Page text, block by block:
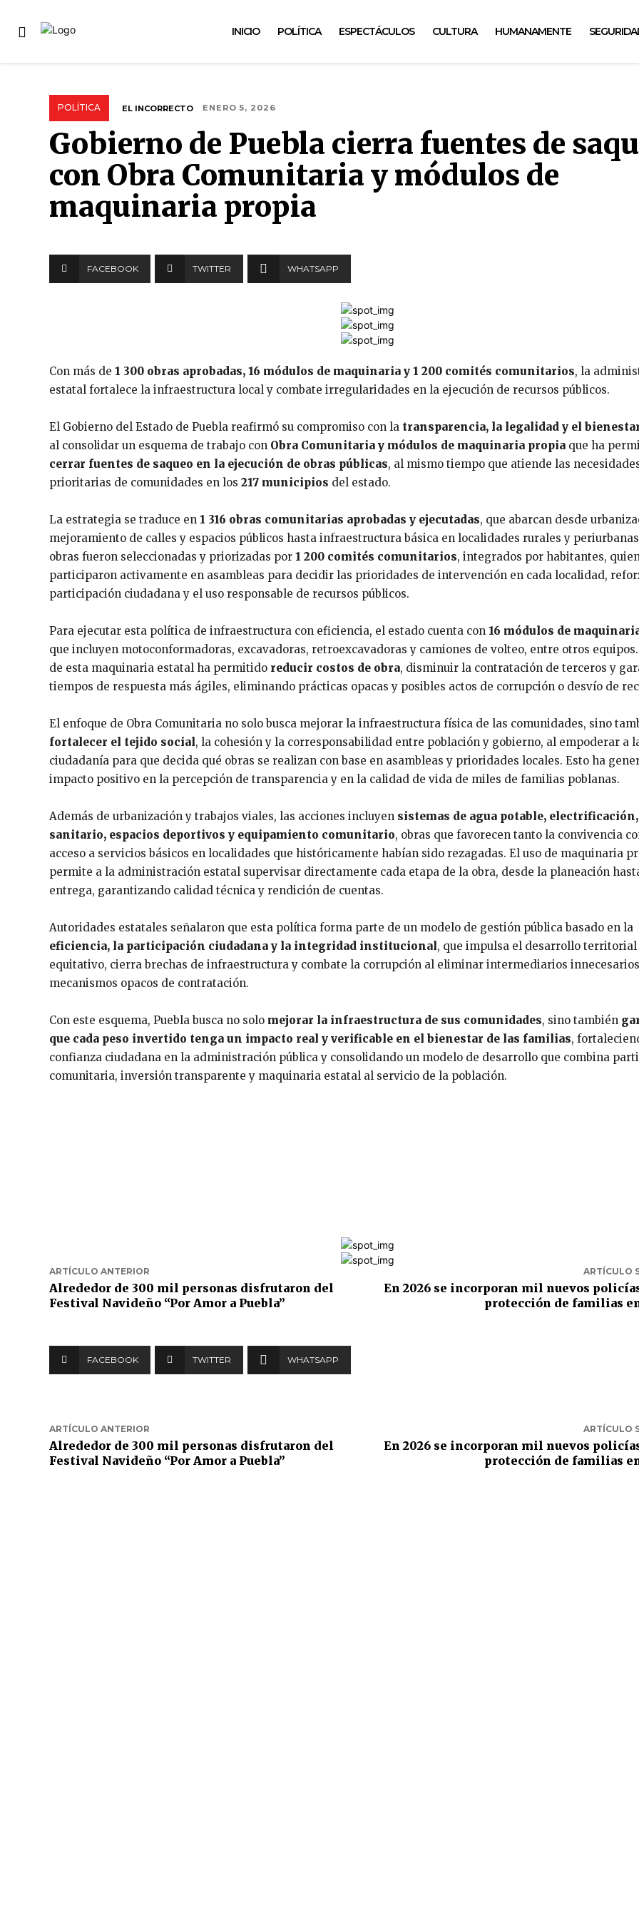
INICIO POLÍTICA ESPECTÁCULOS CULTURA HUMANAMENTE
POLÍTICA EL INCORRECTO ENERO 5, 2026
Gobierno de Puebla cierra fuentes de
con Obra Comunitaria y módulos de
maquinaria propia
FACEBOOK TWITTER WHATSAPP
Con más de 1 300 obras aprobadas, 16 módulos de maquinaria y 1 200 comités comunitarios, la
estatal fortalece la infraestructura local y combate irregularidades en la ejecución de recursos públicos.
El Gobierno del Estado de Puebla reafirmó su compromiso con la transparencia, la legalidad y el
al consolidar un esquema de trabajo con Obra Comunitaria y módulos de maquinaria propia que ha
cerrar fuentes de saqueo en la ejecución de obras públicas, al mismo tiempo que atiende las
prioritarias de comunidades en los 217 municipios del estado.
La estrategia se traduce en 1 316 obras comunitarias aprobadas y ejecutadas, que abarcan desde
mejoramiento de calles y espacios públicos hasta infraestructura básica en localidades rurales y
obras fueron seleccionadas y priorizadas por 1 200 comités comunitarios, integrados por habitantes,
participaron activamente en asambleas para decidir las prioridades de intervención en cada localidad,
participación ciudadana y el uso responsable de recursos públicos.
Para ejecutar esta política de infraestructura con eficiencia, el estado cuenta con 16 módulos de
que incluyen motoconformadoras, excavadoras, retroexcavadoras y camiones de volteo, entre otros
de esta maquinaria estatal ha permitido reducir costos de obra, disminuir la contratación de terceros y
tiempos de respuesta más ágiles, eliminando prácticas opacas y posibles actos de corrupción o desvío de
El enfoque de Obra Comunitaria no solo busca mejorar la infraestructura física de las comunidades, sino
fortalecer el tejido social, la cohesión y la corresponsabilidad entre población y gobierno, al empoderar a
ciudadanía para que decida qué obras se realizan con base en asambleas y prioridades locales. Esto ha
impacto positivo en la percepción de transparencia y en la calidad de vida de miles de familias poblanas.
Además de urbanización y trabajos viales, las acciones incluyen sistemas de agua potable,
sanitario, espacios deportivos y equipamiento comunitario, obras que favorecen tanto la convivencia
acceso a servicios básicos en localidades que históricamente habían sido rezagadas. El uso de maquinaria
permite a la administración estatal supervisar directamente cada etapa de la obra, desde la planeación
entrega, garantizando calidad técnica y rendición de cuentas.
Autoridades estatales señalaron que esta política forma parte de un modelo de gestión pública basado en la
eficiencia, la participación ciudadana y la integridad institucional, que impulsa el desarrollo territorial
equitativo, cierra brechas de infraestructura y combate la corrupción al eliminar intermediarios
mecanismos opacos de contratación.
Con este esquema, Puebla busca no solo mejorar la infraestructura de sus comunidades, sino también
que cada peso invertido tenga un impacto real y verificable en el bienestar de las familias,
confianza ciudadana en la administración pública y consolidando un modelo de desarrollo que combina
comunitaria, inversión transparente y maquinaria estatal al servicio de la población.
ARTÍCULO ANTERIOR
Alrededor de 300 mil personas disfrutaron del
Festival Navideño “Por Amor a Puebla”
ARTÍCULO
En 2026 se incorporan mil nuevos
protección de familias
FACEBOOK TWITTER WHATSAPP
ARTÍCULO ANTERIOR
Alrededor de 300 mil personas disfrutaron del
Festival Navideño “Por Amor a Puebla”
ARTÍCULO
En 2026 se incorporan mil nuevos
protección de familias